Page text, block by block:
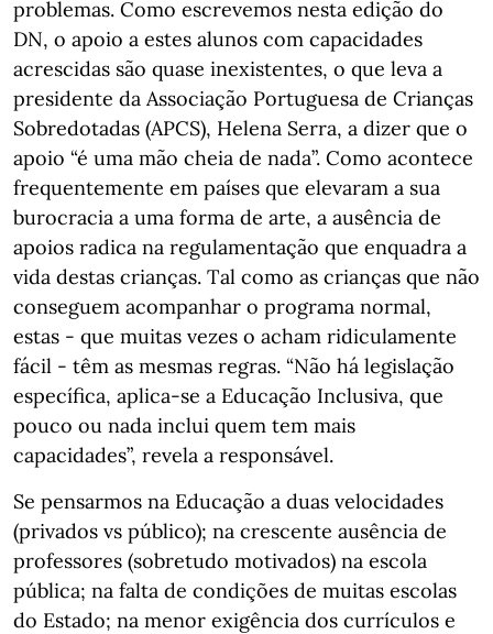
problemas. Como escrevemos nesta edição do
DN, o apoio a estes alunos com capacidades
acrescidas são quase inexistentes, o que leva a
presidente da Associação Portuguesa de Crianças
Sobredotadas (APCS), Helena Serra, a dizer que o
apoio “é uma mão cheia de nada”. Como acontece
frequentemente em países que elevaram a sua
burocracia a uma forma de arte, a ausência de
apoios radica na regulamentação que enquadra a
vida destas crianças. Tal como as crianças que não
conseguem acompanhar o programa normal,
estas - que muitas vezes o acham ridiculamente
fácil - têm as mesmas regras. “Não há legislação
específica, aplica-se a Educação Inclusiva, que
pouco ou nada inclui quem tem mais
capacidades”, revela a responsável.
Se pensarmos na Educação a duas velocidades
(privados vs público); na crescente ausência de
professores (sobretudo motivados) na escola
pública; na falta de condições de muitas escolas
do Estado; na menor exigência dos currículos e